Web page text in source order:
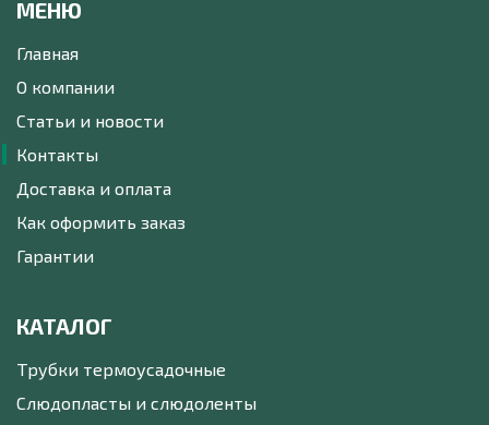
МЕНЮ
Главная
О компании
Статьи и новости
Контакты
Доставка и оплата
Как оформить заказ
Гарантии
КАТАЛОГ
Трубки термоусадочные
Слюдопласты и слюдоленты